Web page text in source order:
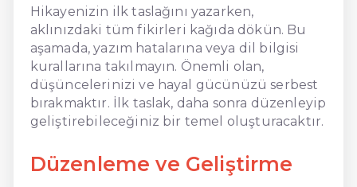
Hikayenizin ilk taslağını yazarken,
aklınızdaki tüm fikirleri kağıda dökün. Bu
aşamada, yazım hatalarına veya dil bilgisi
kurallarına takılmayın. Önemli olan,
düşüncelerinizi ve hayal gücünüzü serbest
bırakmaktır. İlk taslak, daha sonra düzenleyip
geliştirebileceğiniz bir temel oluşturacaktır.
Düzenleme ve Geliştirme